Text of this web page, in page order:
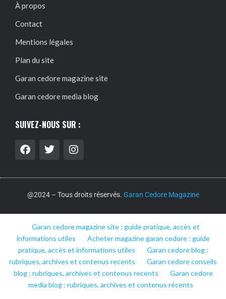
À propos
Contact
Mentions légales
Plan du site
Garan cedore magazine site
Garan cedore media blog
SUIVEZ-NOUS SUR :
@2024 – Tous droits réservés. Garan Cedore Magazine
Garan cedore magazine site : guide pratique, accès et
informations utiles
Acheter magazine garan cedore : guide
pratique, accès et informations utiles
Garan cedore blog :
rubriques, archives et contenus recents
Garan cedore conseils
blog : rubriques, archives et contenus recents
Garan cedore
media blog : rubriques, archives et contenus récents